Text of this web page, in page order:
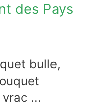
des Pays
bulle,
...